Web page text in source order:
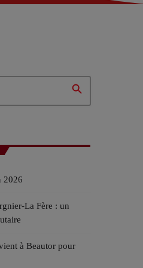
search
2026
La Fère : un
à Beautor pour